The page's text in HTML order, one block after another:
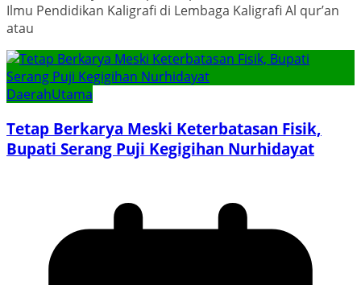
Ilmu Pendidikan Kaligrafi di Lembaga Kaligrafi Al qur’an
atau
DaerahUtama
Tetap Berkarya Meski Keterbatasan Fisik,
Bupati Serang Puji Kegigihan Nurhidayat